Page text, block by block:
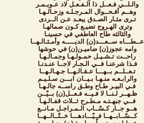
والـلــي فـعــل ذا الـفـعـل لاد عـويـمـر
وهــم أفـحــوال المـرجـلـه وزحـالـهـا
تـرى مثـار الصـدق يبعـد عـن الــردى
وترى الهـروج تضيـع كـون صمالهـا
والثالثه طاح العاطفي في حسينـا
عــطـــاه ســعـــد(ن) الديـــــه وأمـثـالـهــا
وامه عجوز(ن) ضاميـن(ن) في حوشها
راحــت تـشـيـل حمـولـهـا وجمـالـهـا
فـذا شرعنـا فــي الـجـار لاجــا عنـدنـا
تـعــلــم بــهـــا عـقـالـهــا جـهـالـهــا
والرابـعـه منـهـا بـيــان ابـــن سـلـيـم
فـي البيـر طـاح وطـق راســه جالـهـا
ظـهــر لـنــا لا فـيــه فـعــل(ن) بــيّــن
فــي جبهـتـه مـطـرح ثــلاث قفـالـهـا
هــو جــار كـسّــاب الـمـراجـل مـانــع
كــسّــابــهــا فــيّـــادهـــا خــتّــالــهــا